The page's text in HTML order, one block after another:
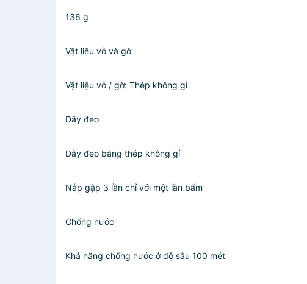
136 g
Vật liệu vỏ và gờ
Vật liệu vỏ / gờ: Thép không gỉ
Dây đeo
Dây đeo bằng thép không gỉ
Nắp gập 3 lần chỉ với một lần bấm
Chống nước
Khả năng chống nước ở độ sâu 100 mét